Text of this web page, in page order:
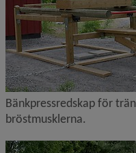
Bänkpressredskap för
bröstmusklerna.